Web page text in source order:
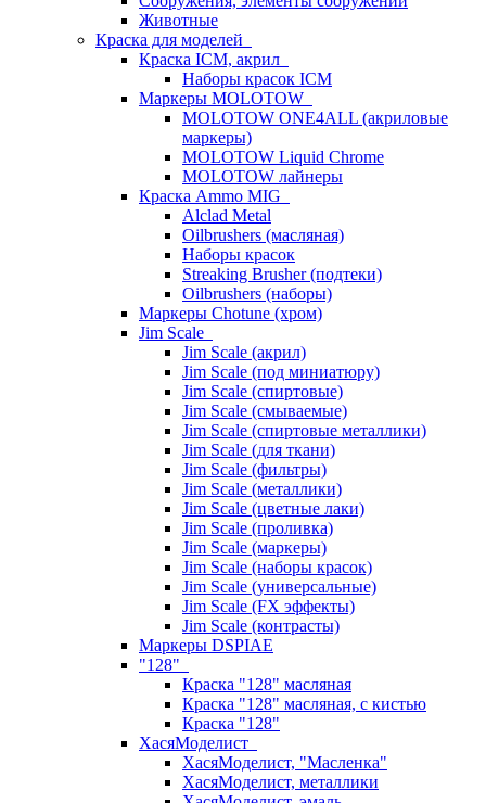
Животные
Краска для моделей
Краска ICM, акрил
Наборы красок ICM
Маркеры MOLOTOW
MOLOTOW ONE4ALL (акриловые
маркеры)
MOLOTOW Liquid Chrome
MOLOTOW лайнеры
Краска Ammo MIG
Alclad Metal
Oilbrushers (масляная)
Наборы красок
Streaking Brusher (подтеки)
Oilbrushers (наборы)
Маркеры Chotune (хром)
Jim Scale
Jim Scale (акрил)
Jim Scale (под миниатюру)
Jim Scale (спиртовые)
Jim Scale (смываемые)
Jim Scale (спиртовые металлики)
Jim Scale (для ткани)
Jim Scale (фильтры)
Jim Scale (металлики)
Jim Scale (цветные лаки)
Jim Scale (проливка)
Jim Scale (маркеры)
Jim Scale (наборы красок)
Jim Scale (универсальные)
Jim Scale (FX эффекты)
Jim Scale (контрасты)
Маркеры DSPIAE
"128"
Краска "128" масляная
Краска "128" масляная, с кистью
Краска "128"
ХасяМоделист
ХасяМоделист, "Масленка"
ХасяМоделист, металлики